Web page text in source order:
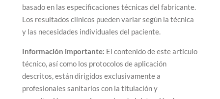
basado en las especificaciones técnicas del fabricante.
Los resultados clínicos pueden variar según la técnica
y las necesidades individuales del paciente.
Información importante: El contenido de este artículo
técnico, así como los protocolos de aplicación
descritos, están dirigidos exclusivamente a
profesionales sanitarios con la titulación y